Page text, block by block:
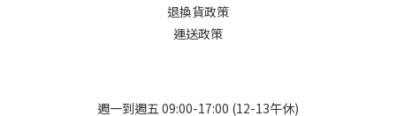
退換貨政策
運送政策
週一到週五 09:00-17:00 (12-13午休)